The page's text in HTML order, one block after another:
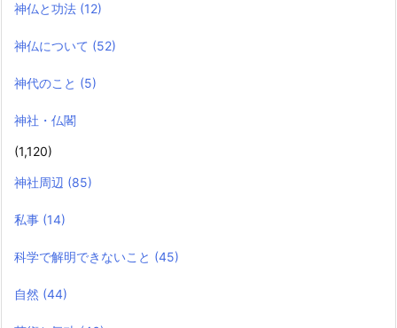
神仏と功法 (12)
神仏について (52)
神代のこと (5)
神社・仏閣
(1,120)
神社周辺 (85)
私事 (14)
科学で解明できないこと (45)
自然 (44)